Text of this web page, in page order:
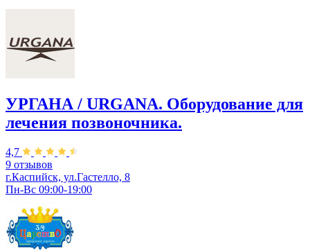
УРГАНА / URGANA. Оборудование для
лечения позвоночника.
4,7
9 отзывов
г.Каспийск, ул.Гастелло, 8
Пн-Вс 09:00-19:00